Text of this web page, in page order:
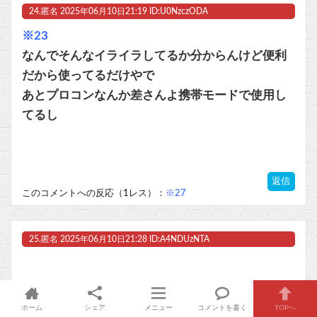
24. 匿名 2025年06月10日21:19 ID:U0NzczODA
※23
なんでそんなイライラしてるか分からんけど便利
だから使ってるだけやで
あとプロコンなんか差さんよ携帯モードで使用し
てるし
返信
このコメントへの反応（1レス）： ※27
25. 匿名 2025年06月10日21:28 ID:A4NDUzNTA
返信
ホーム シェア メニュー コメントを書く TOPへ